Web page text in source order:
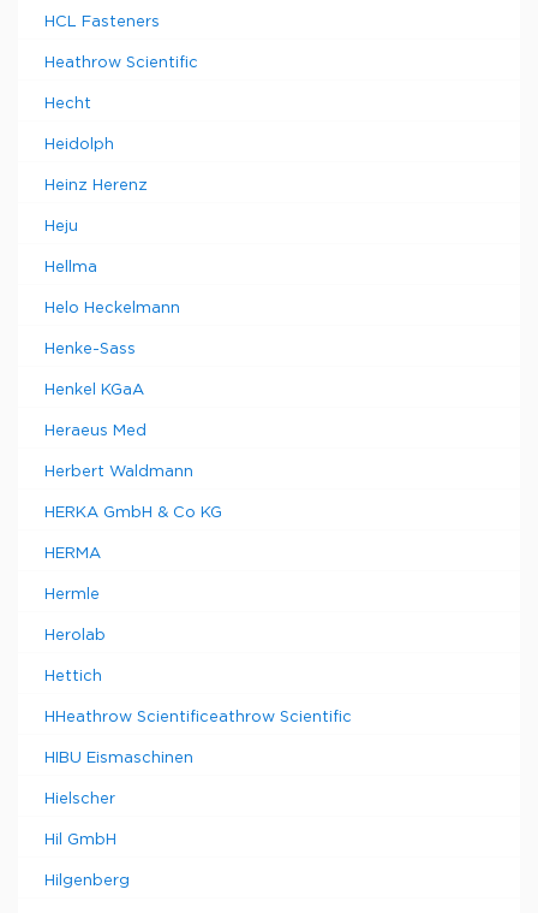
HCL Fasteners
Heathrow Scientific
Hecht
Heidolph
Heinz Herenz
Heju
Hellma
Helo Heckelmann
Henke-Sass
Henkel KGaA
Heraeus Med
Herbert Waldmann
HERKA GmbH & Co KG
HERMA
Hermle
Herolab
Hettich
HHeathrow Scientificeathrow Scientific
HIBU Eismaschinen
Hielscher
Hil GmbH
Hilgenberg